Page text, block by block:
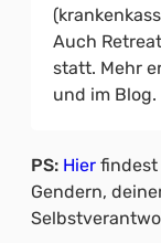
Auch
statt. Mehr
und im Blog.
PS: Hier findest
Gendern,